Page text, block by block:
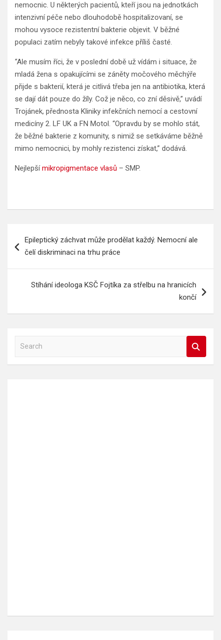
nemocnic. U některých pacientů, kteří jsou na jednotkách
intenzivní péče nebo dlouhodobě hospitalizovaní, se
mohou vysoce rezistentní bakterie objevit. V běžné
populaci zatím nebyly takové infekce příliš časté.
“Ale musím říci, že v poslední době už vídám i situace, že
mladá žena s opakujícími se záněty močového měchýře
přijde s bakterií, která je citlivá třeba jen na antibiotika, která
se dají dát pouze do žíly. Což je něco, co zní děsivě,” uvádí
Trojánek, přednosta Kliniky infekčních nemocí a cestovní
medicíny 2. LF UK a FN Motol. “Opravdu by se mohlo stát,
že běžné bakterie z komunity, s nimiž se setkáváme běžně
mimo nemocnici, by mohly rezistenci získat,” dodává.
Nejlepšímikropigmentace vlasů – SMP.
proEpileptický záchvat může prodělat každý. Nemocní ale
čelí diskriminaci na trhu práce
Stíhání ideologa KSČ Fojtíka za střelbu na hranicích
končí
a